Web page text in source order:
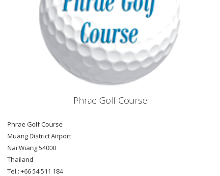
Phrae Golf Course
Phrae Golf Course
Muang District Airport
Nai Wiang 54000
Thailand
Tel.: +66 54 511 184